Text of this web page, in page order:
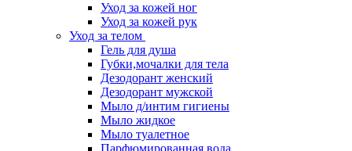
Уход за кожей ног
Уход за кожей рук
Уход за телом
Гель для душа
Губки,мочалки для тела
Дезодорант женский
Дезодорант мужской
Мыло д/интим гигиены
Мыло жидкое
Мыло туалетное
Парфюмированная вода